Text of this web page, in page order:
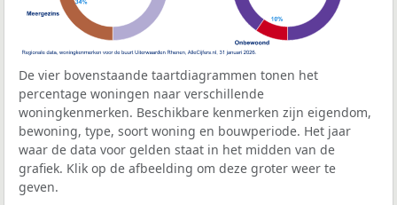
De vier bovenstaande taartdiagrammen tonen het
percentage woningen naar verschillende
woningkenmerken. Beschikbare kenmerken zijn eigendom,
bewoning, type, soort woning en bouwperiode. Het jaar
waar de data voor gelden staat in het midden van de
grafiek. Klik op de afbeelding om deze groter weer te
geven.